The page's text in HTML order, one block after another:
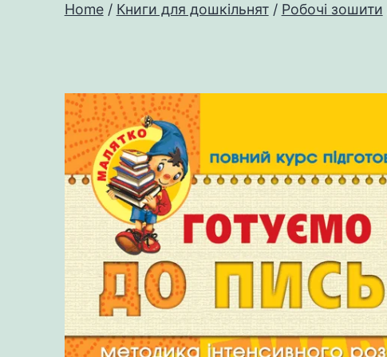
Home/ Книги для дошкільнят/ Робочі зошити